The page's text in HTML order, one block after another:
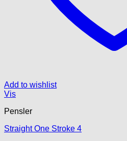
Add to wishlist
Vis
Pensler
Straight One Stroke 4